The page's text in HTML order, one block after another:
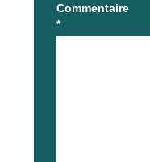
Commentaire
*